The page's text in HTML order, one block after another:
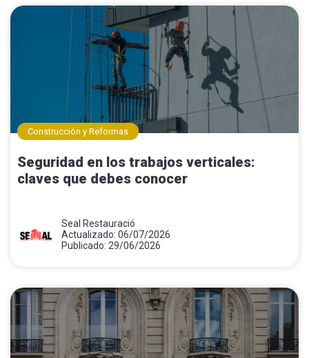
Construcción y Reformas
Seguridad en los trabajos verticales:
claves que debes conocer
Seal Restauració
Actualizado: 06/07/2026
Publicado: 29/06/2026